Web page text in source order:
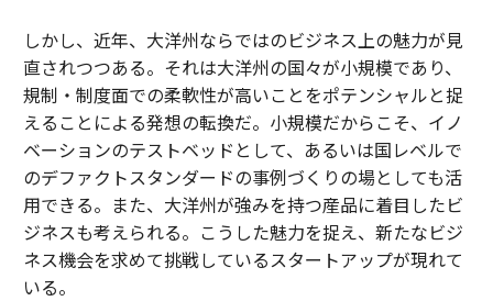
しかし、近年、大洋州ならではのビジネス上の魅力が見
直されつつある。それは大洋州の国々が小規模であり、
規制・制度面での柔軟性が高いことをポテンシャルと捉
えることによる発想の転換だ。小規模だからこそ、イノ
ベーションのテストベッドとして、あるいは国レベルで
のデファクトスタンダードの事例づくりの場としても活
用できる。また、大洋州が強みを持つ産品に着目したビ
ジネスも考えられる。こうした魅力を捉え、新たなビジ
ネス機会を求めて挑戦しているスタートアップが現れて
いる。